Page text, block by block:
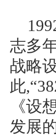
志多
战略
此
《设
发展